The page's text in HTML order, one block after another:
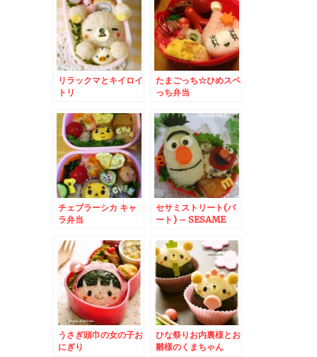
リラックマとキイロイ
トリ
たまごっち☆ひめスペ
っち弁当
チェブラーシカ キャ
ラ弁当
セサミストリート(バ
ート) – SESAME
BERT☆
うさぎ頭巾の女の子お
にぎり
ひな祭りお内裏様とお
雛様のくまちゃん